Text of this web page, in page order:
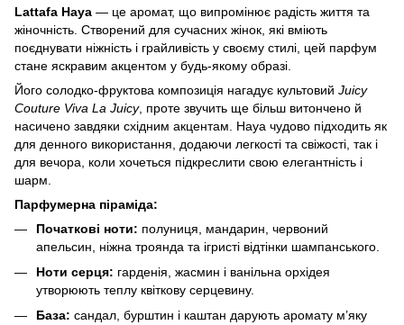
Lattafa Haya — це аромат, що випромінює радість життя та
жіночність. Створений для сучасних жінок, які вміють
поєднувати ніжність і грайливість у своєму стилі, цей парфум
стане яскравим акцентом у будь-якому образі.
Його солодко-фруктова композиція нагадує культовий Juicy
Couture Viva La Juicy, проте звучить ще більш витончено й
насичено завдяки східним акцентам. Haya чудово підходить як
для денного використання, додаючи легкості та свіжості, так і
для вечора, коли хочеться підкреслити свою елегантність і
шарм.
Парфумерна піраміда:
Початкові ноти: полуниця, мандарин, червоний
апельсин, ніжна троянда та ігристі відтінки шампанського.
Ноти серця: гарденія, жасмин і ванільна орхідея
утворюють теплу квіткову серцевину.
База: сандал, бурштин і каштан дарують аромату м’яку